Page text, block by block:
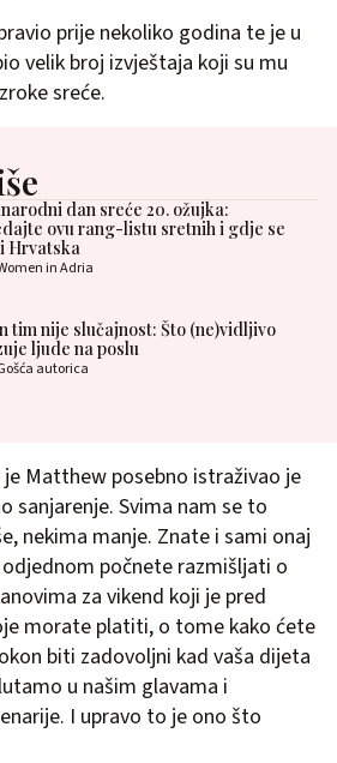
prije nekoliko godina te je u
velik broj izvještaja koji su mu
sreće.
dan sreće 20. ožujka:
ovu rang-listu sretnih i gdje se
Hrvatska
in Adria
tim nije slučajnost: Što (ne)vidljivo
ljude na poslu
autorica
Matthew posebno istraživao je
sanjarenje. Svima nam se to
nekima manje. Znate i sami onaj
počnete razmišljati o
za vikend koji je pred
morate platiti, o tome kako ćete
biti zadovoljni kad vaša dijeta
u našim glavama i
I upravo to je ono što